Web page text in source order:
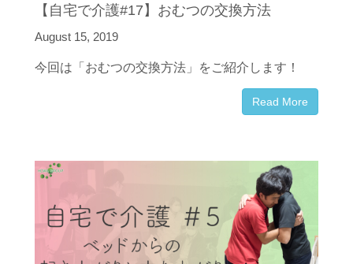
【自宅で介護#17】おむつの交換方法
August 15, 2019
今回は「おむつの交換方法」をご紹介します！
Read More